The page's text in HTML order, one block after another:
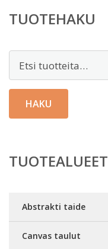
TUOTEHAKU
HAKU
TUOTEALUEET
Abstrakti taide
Canvas taulut